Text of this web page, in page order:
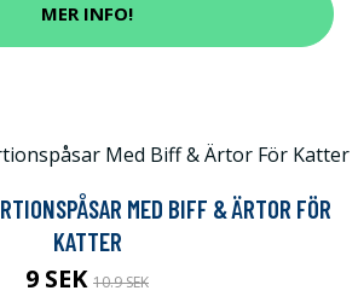
MER INFO!
MED BIFF & ÄRTOR FÖR
KATTER
9 SEK 10.9 SEK